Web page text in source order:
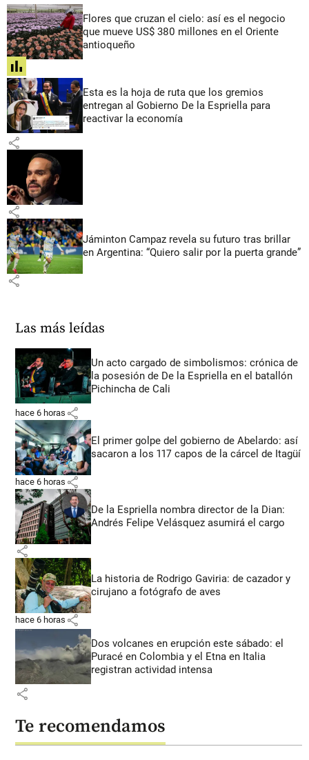
Flores que cruzan el cielo: así es el negocio
que mueve US$ 380 millones en el Oriente
antioqueño
share
Esta es la hoja de ruta que los gremios
entregan al Gobierno De la Espriella para
reactivar la economía
share
share
Jáminton Campaz revela su futuro tras brillar
en Argentina: “Quiero salir por la puerta grande”
share
Las más leídas
Un acto cargado de simbolismos: crónica de
la posesión de De la Espriella en el batallón
Pichincha de Cali
hace 6 horas share
El primer golpe del gobierno de Abelardo: así
sacaron a los 117 capos de la cárcel de Itagüí
hace 6 horas share
De la Espriella nombra director de la Dian:
Andrés Felipe Velásquez asumirá el cargo
share
La historia de Rodrigo Gaviria: de cazador y
cirujano a fotógrafo de aves
hace 6 horas share
Dos volcanes en erupción este sábado: el
Puracé en Colombia y el Etna en Italia
registran actividad intensa
share
Te recomendamos